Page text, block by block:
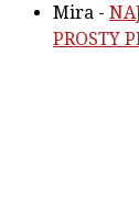
Mira -
PROSTY